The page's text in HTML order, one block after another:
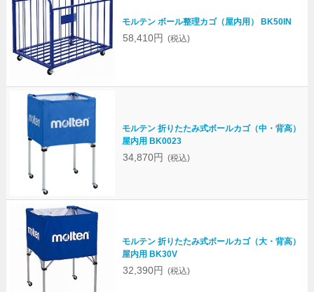
モルテン ボール整理カゴ（屋内用） BK50IN
58,410円 (税込)
モルテン 折りたたみ式ボールカゴ（中・背高）
屋内用 BK0023
34,870円 (税込)
モルテン 折りたたみ式ボールカゴ（大・背高）
屋内用 BK30V
32,390円 (税込)